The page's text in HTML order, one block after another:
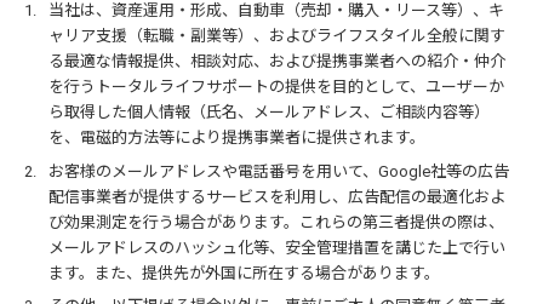
当社は、資産運用・形成、自動車（売却・購入・リース等）、キ
ャリア支援（転職・副業等）、およびライフスタイル全般に関す
る最適な情報提供、相談対応、および提携事業者への紹介・仲介
を行うトータルライフサポートの提供を目的として、ユーザーか
ら取得した個人情報（氏名、メールアドレス、ご相談内容等）
を、電磁的方法等により提携事業者に提供されます。
お客様のメールアドレスや電話番号を用いて、Google社等の広告
配信事業者が提供するサービスを利用し、広告配信の最適化およ
び効果測定を行う場合があります。これらの第三者提供の際は、
メールアドレスのハッシュ化等、安全管理措置を講じた上で行い
ます。また、提供先が外国に所在する場合があります。